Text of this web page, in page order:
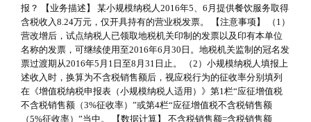
报？ 【业务描述】 某小规模纳税人2016年5、6月提供餐饮服务取得
含税收入8.24万元，仅开具持有的营业税发票。 【注意事项】 （1）
营改增后，试点纳税人已领取地税机关印制的发票以及印有本单位
名称的发票，可继续使用至2016年6月30日。地税机关监制的冠名发
票过渡期从2016年5月1日至8月31日止。 （2）小规模纳税人填报上
述收入时，换算为不含税销售额后，视应税行为的征收率分别填列
在《增值税纳税申报表（小规模纳税人适用）》第1栏“应征增值税
不含税销售额（3%征收率）”或第4栏“应征增值税不含税销售额
（5%征收率）”当中。 【数据计算】 不含税销售额=含税销售额